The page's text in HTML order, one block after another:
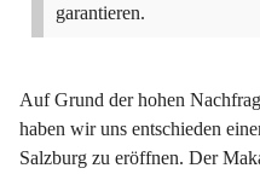
garantieren.
Auf Grund der hohen
haben wir uns entschieden
Salzburg zu eröffnen. Der